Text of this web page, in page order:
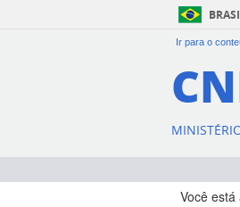
Ir para o
Você está